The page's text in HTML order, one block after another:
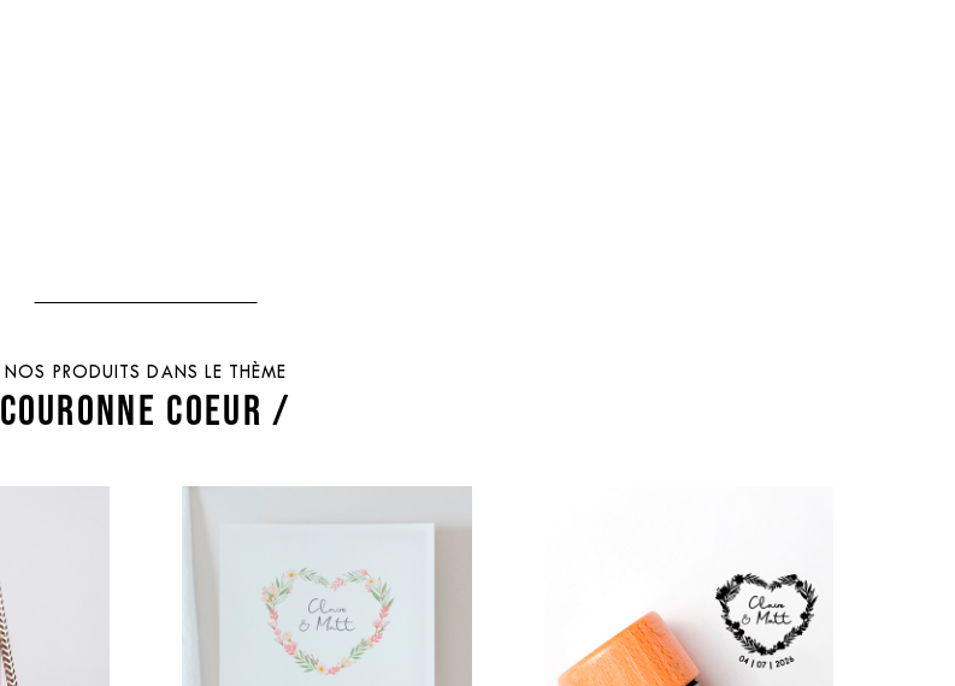
NOS PRODUITS DANS LE THÈME
COURONNE COEUR /